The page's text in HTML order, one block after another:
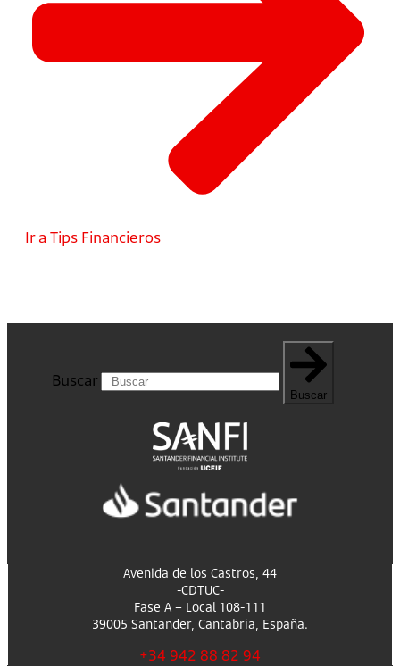
Ir a Tips Financieros
Buscar
Buscar
Avenida de los Castros, 44
-CDTUC-
Fase A – Local 108-111
39005 Santander, Cantabria, España.
+34 942 88 82 94